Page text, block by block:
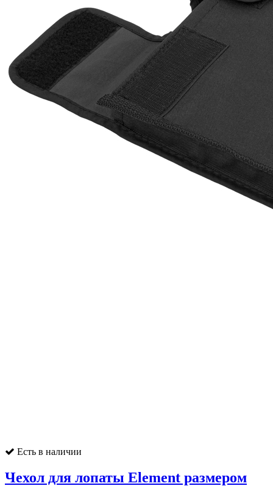
Есть в наличии
Чехол для лопаты Element размером